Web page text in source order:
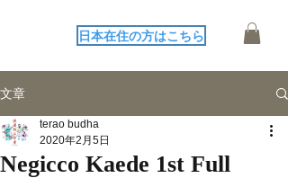
日本在住の方はこちら
文章
Negicco Kaede 1st Full
terao budha
2020年2月5日